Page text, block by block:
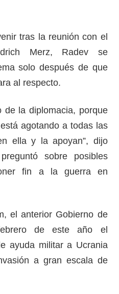
tras la reunión con el
Merz, Radev se
solo después de que
al respecto.
de la diplomacia, porque
agotando a todas las
ella y la apoyan”, dijo
sobre posibles
fin a la guerra en
el anterior Gobierno de
de este año el
ayuda militar a Ucrania
a gran escala de